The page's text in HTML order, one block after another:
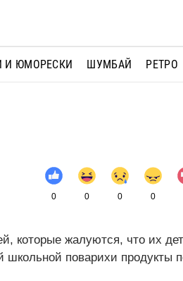
И ЮМОРЕСКИ ШУМБАЙ РЕТРО
0 0 0 0
которые жалуются, что их
школьной поварихи продукты